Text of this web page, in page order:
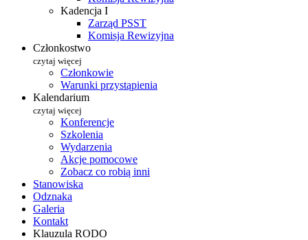
Kadencja I
Zarząd PSST
Komisja Rewizyjna
Członkostwo
czytaj więcej
Członkowie
Warunki przystąpienia
Kalendarium
czytaj więcej
Konferencje
Szkolenia
Wydarzenia
Akcje pomocowe
Zobacz co robią inni
Stanowiska
Odznaka
Galeria
Kontakt
Klauzula RODO